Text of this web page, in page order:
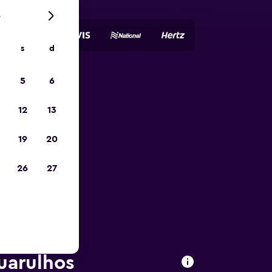
s d
5 6
12 13
19 20
26 27